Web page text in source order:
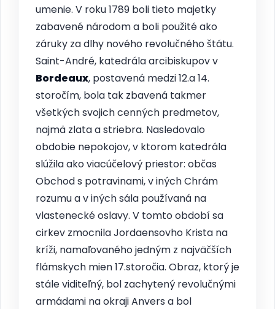
umenie. V roku 1789 boli tieto majetky
zabavené národom a boli použité ako
záruky za dlhy nového revolučného štátu.
Saint-André, katedrála arcibiskupov v
Bordeaux, postavená medzi 12.a 14.
storočím, bola tak zbavená takmer
všetkých svojich cenných predmetov,
najmä zlata a striebra. Nasledovalo
obdobie nepokojov, v ktorom katedrála
slúžila ako viacúčelový priestor: občas
Obchod s potravinami, v iných Chrám
rozumu a v iných sála používaná na
vlastenecké oslavy. V tomto období sa
cirkev zmocnila Jordaensovho Krista na
kríži, namaľovaného jedným z najväčších
flámskych mien 17.storočia. Obraz, ktorý je
stále viditeľný, bol zachytený revolučnými
armádami na okraji Anvers a bol